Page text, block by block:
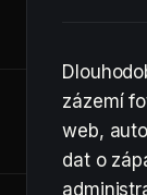
zázemí
web,
dat o